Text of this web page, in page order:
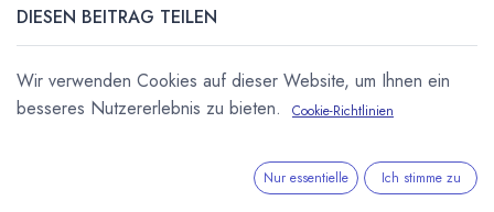
DIESEN BEITRAG TEILEN
Wir verwenden Cookies auf dieser Website, um Ihnen ein
besseres Nutzererlebnis zu bieten.
Cookie-Richtlinien
Nur essentielle Ich stimme zu